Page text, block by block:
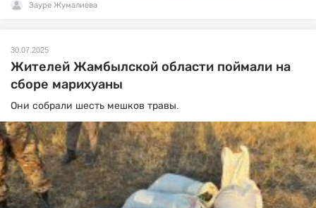
Зауре Жумалиева
30.07.2025
Жителей Жамбылской области поймали на
сборе марихуаны
Они собрали шесть мешков травы.